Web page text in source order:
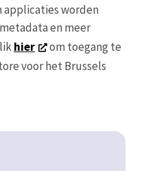
applicaties worden
en meer
hier
om toegang te
voor het Brussels